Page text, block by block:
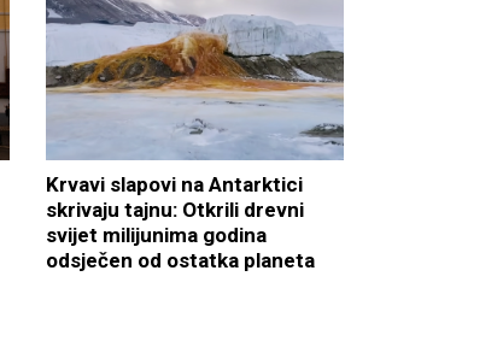
Krvavi slapovi na Antarktici
skrivaju tajnu: Otkrili drevni
svijet milijunima godina
odsječen od ostatka planeta